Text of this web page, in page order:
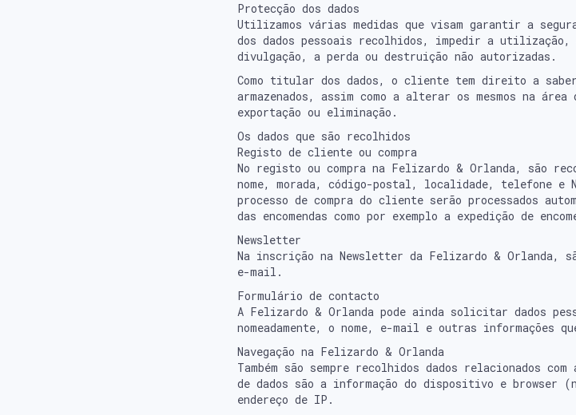
Protecção dos dados
Utilizamos várias medidas que visam garantir a
dos dados pessoais recolhidos, impedir a
divulgação, a perda ou destruição não autorizadas.
Como titular dos dados, o cliente tem direito a
armazenados, assim como a alterar os mesmos na
exportação ou eliminação.
Os dados que são recolhidos
Registo de cliente ou compra
No registo ou compra na Felizardo & Orlanda, são
nome, morada, código-postal, localidade, telefone e
processo de compra do cliente serão processados
das encomendas como por exemplo a expedição de
Newsletter
Na inscrição na Newsletter da Felizardo & Orlanda,
e-mail.
Formulário de contacto
A Felizardo & Orlanda pode ainda solicitar dados
nomeadamente, o nome, e-mail e outras informações
Navegação na Felizardo & Orlanda
Também são sempre recolhidos dados relacionados
de dados são a informação do dispositivo e browser
endereço de IP.